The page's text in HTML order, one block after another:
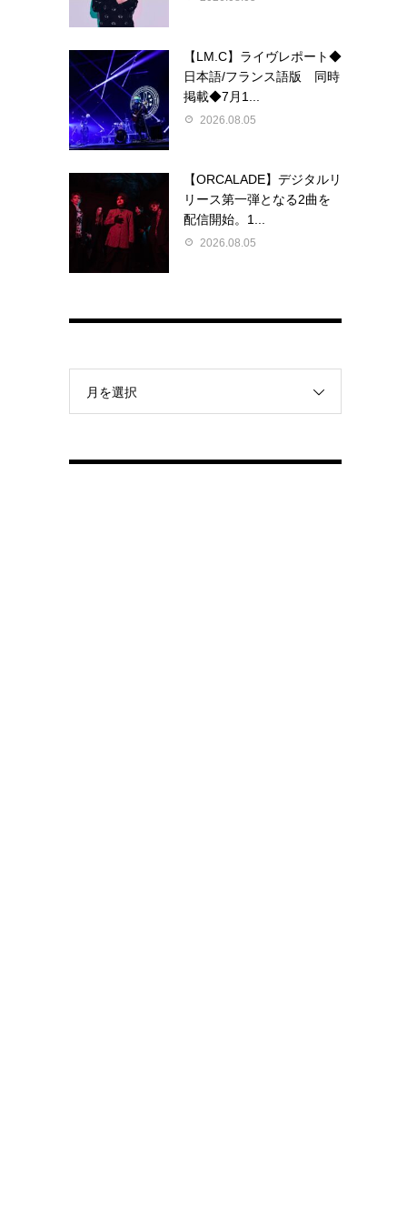
【LM.C】ライヴレポート◆
日本語/フランス語版 同時
掲載◆7月1...
2026.08.05
【ORCALADE】デジタルリ
リース第一弾となる2曲を
配信開始。1...
2026.08.05
月を選択